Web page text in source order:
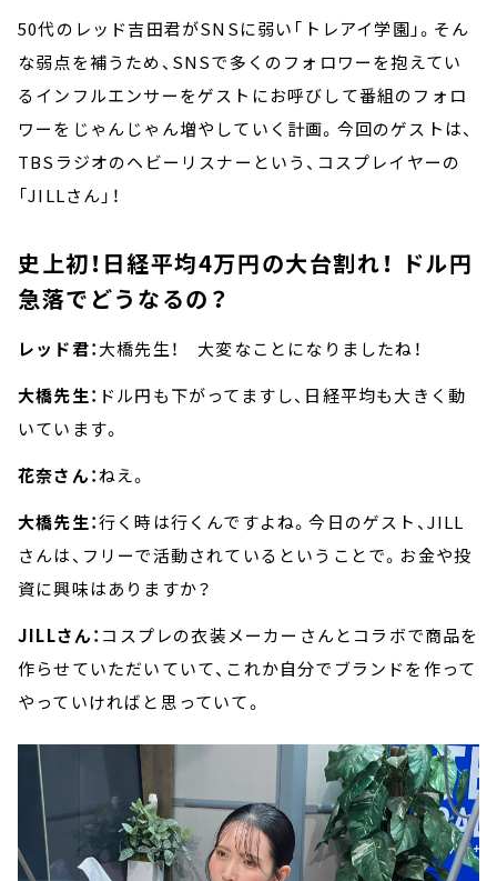
50代のレッド吉田君がSNSに弱い「トレアイ学園」。そん
な弱点を補うため、SNSで多くのフォロワーを抱えてい
るインフルエンサーをゲストにお呼びして番組のフォロ
ワーをじゃんじゃん増やしていく計画。 今回のゲストは、
TBSラジオのヘビーリスナーという、コスプレイヤーの
「JILLさん」！
史上初！日経平均4万円の大台割れ！ ドル円
急落でどうなるの？
レッド君：大橋先生！ 大変なことになりましたね！
大橋先生： ドル円も下がってますし、日経平均も大きく動
いています。
花奈さん：ねえ。
大橋先生：行く時は行くんですよね。今日のゲスト、JILL
さんは、フリーで活動されているということで。お金や投
資に興味はありますか？
JILLさん： コスプレの衣装メーカーさんとコラボで商品を
作らせていただいていて、これか自分でブランドを作って
やっていければと思っていて。